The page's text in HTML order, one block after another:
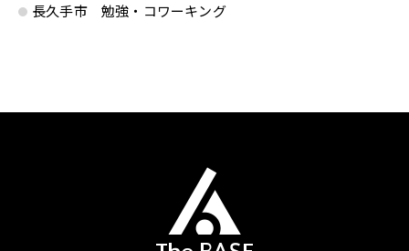
長久手市 勉強・コワーキング